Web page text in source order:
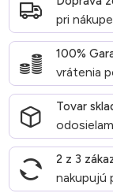
pri
100%
vrátenia
Tovar
2 z 3
nakupujú